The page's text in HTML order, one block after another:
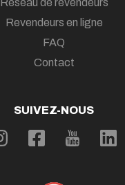
Réseau de revendeurs
Revendeurs en ligne
FAQ
Contact
SUIVEZ-NOUS